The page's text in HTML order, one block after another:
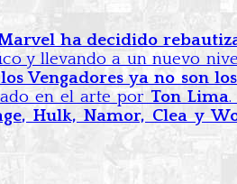
ha decidido
y llevando a un nuevo
Vengadores ya no son
en el arte por Ton Lima.
Hulk, Namor, Clea y